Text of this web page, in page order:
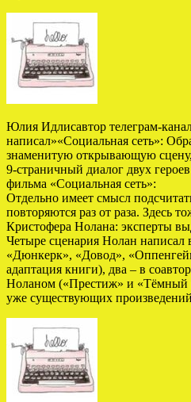
Юлия Идлисавтор телеграм-
написал»«Социальная сеть»:
знаменитую открывающую сцену,
9-страничный диалог двух
фильма «Социальная сеть»:
Отдельно имеет смысл
повторяются раз от раза. Здесь
Кристофера Нолана: эксперты
Четыре сценария Нолан написал
«Дюнкерк», «Довод»,
адаптация книги), два – в
Ноланом («Престиж» и «Тёмный
уже существующих